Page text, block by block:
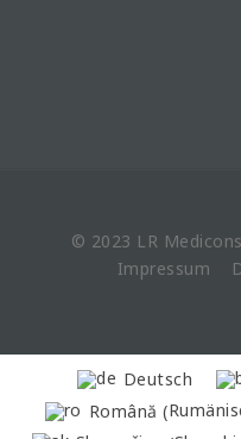
© 2023 LR
Impressum
Deutsch
Română (